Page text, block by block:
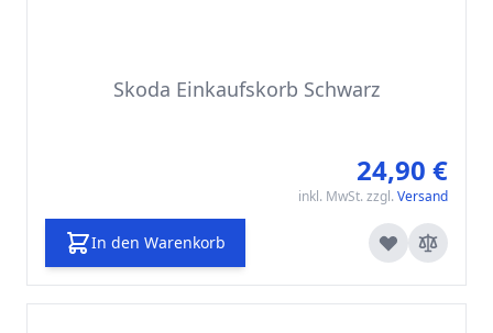
Skoda Einkaufskorb Schwarz
24,90 €
inkl. MwSt. zzgl. Versand
In den Warenkorb